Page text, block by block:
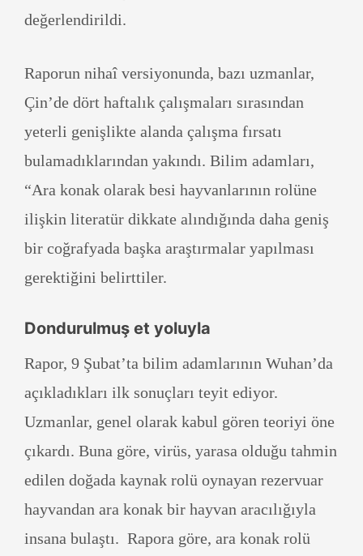
değerlendirildi.
Raporun nihaî versiyonunda, bazı uzmanlar,
Çin’de dört haftalık çalışmaları sırasından
yeterli genişlikte alanda çalışma fırsatı
bulamadıklarından yakındı. Bilim adamları,
“Ara konak olarak besi hayvanlarının rolüne
ilişkin literatür dikkate alındığında daha geniş
bir coğrafyada başka araştırmalar yapılması
gerektiğini belirttiler.
Dondurulmuş et yoluyla
Rapor, 9 Şubat’ta bilim adamlarının Wuhan’da
açıkladıkları ilk sonuçları teyit ediyor.
Uzmanlar, genel olarak kabul gören teoriyi öne
çıkardı. Buna göre, virüs, yarasa olduğu tahmin
edilen doğada kaynak rolü oynayan rezervuar
hayvandan ara konak bir hayvan aracılığıyla
insana bulaştı. Rapora göre, ara konak rolü